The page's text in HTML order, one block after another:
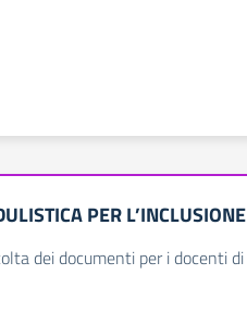
PER L’INCLUSIONE
dei documenti per i docenti di